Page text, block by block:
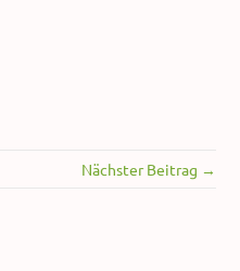
Nächster Beitrag →